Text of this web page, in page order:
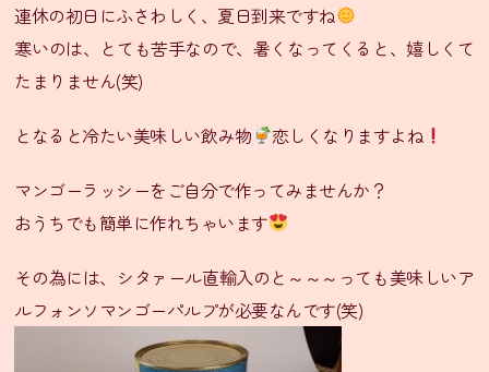
ド
メ
ニ
ュ
節
限
メ
ニ
連休の初日にふさわしく、夏日到来ですね
寒いのは、とても苦手なので、暑くなってくると、嬉しくて
たまりません(笑)
となると冷たい美味しい飲み物 恋しくなりますよね
マンゴーラッシーをご自分で作ってみませんか？
おうちでも簡単に作れちゃいます
その為には、シタァール直輸入のと～～～っても美味しいア
ルフォンソマンゴーパルプが必要なんです(笑)